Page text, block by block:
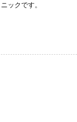
ックです。